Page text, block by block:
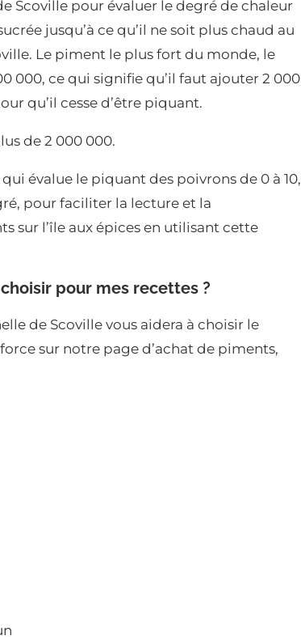
Scoville pour évaluer le degré de chaleur
jusqu’à ce qu’il ne soit plus chaud au
Le piment le plus fort du monde, le
000, ce qui signifie qu’il faut ajouter 2 000
qu’il cesse d’être piquant.
de 2 000 000.
évalue le piquant des poivrons de 0 à 10,
pour faciliter la lecture et la
sur l’île aux épices en utilisant cette
pour mes recettes ?
de Scoville vous aidera à choisir le
sur notre page d’achat de piments,